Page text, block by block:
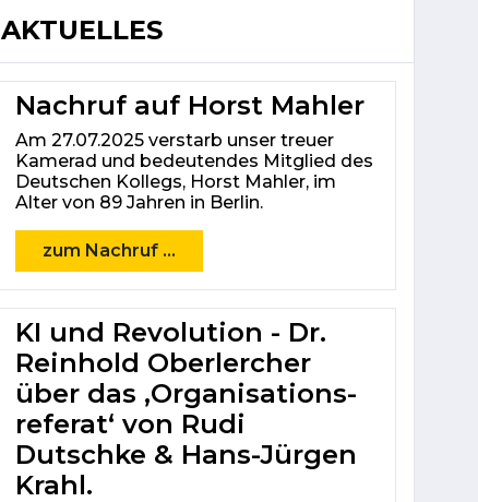
AKTUELLES
Nachruf auf Horst Mahler
Am 27.07.2025 verstarb unser treuer
Kamerad und bedeutendes Mitglied des
Deutschen Kollegs, Horst Mahler, im
Alter von 89 Jahren in Berlin.
zum Nachruf ...
KI und Revolution - Dr.
Reinhold Oberlercher
über das ‚Organisations­
referat‘ von Rudi
Dutschke & Hans-Jürgen
Krahl.